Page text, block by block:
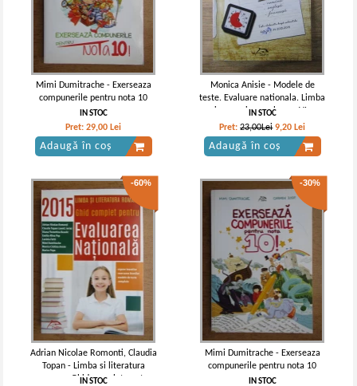
Mimi Dumitrache - Exerseaza
compunerile pentru nota 10
IN STOC
Pret:29,00 Lei
Adaugă în coș
Monica Anisie - Modele de
teste. Evaluare nationala. Limba
si comunicare, clasa a VI-a
IN STOC
Pret:23,00Lei 9,20 Lei
Adaugă în coș
-60%
Adrian Nicolae Romonti, Claudia
Topan - Limba si literatura
romana. Ghid complet pentru
IN STOC
-30%
Mimi Dumitrache - Exerseaza
compunerile pentru nota 10
IN STOC